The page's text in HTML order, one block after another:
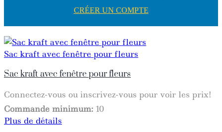
CRÉER UN COMPTE
Sac kraft avec fenêtre pour fleurs
Sac kraft avec fenêtre pour fleurs
Connectez-vous ou inscrivez-vous pour voir les prix!
Commande minimum: 10
Plus de détails